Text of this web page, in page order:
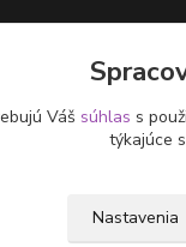
Váš súhlas s
týkajúce
Nastavenia